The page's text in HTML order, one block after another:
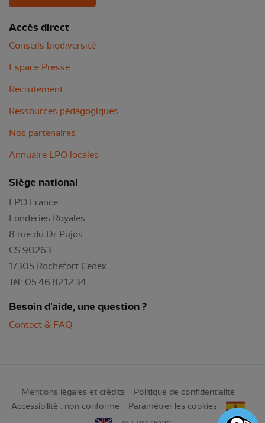
Accès direct
Conseils biodiversité
Espace Presse
Recrutement
Ressources pédagogiques
Nos partenaires
Annuaire LPO locales
Siège national
LPO France
Fonderies Royales
8 rue du Dr Pujos
CS 90263
17305 Rochefort Cedex
Tél: 05.46.82.12.34
Besoin d'aide, une question ?
Contact & FAQ
Mentions légales et crédits
Politique de confidentialité
Accessibilité : non conforme
Paramétrer les cookies